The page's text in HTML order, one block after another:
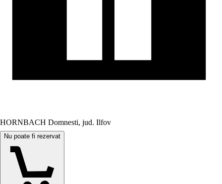
HORNBACH Domnesti, jud. Ilfov
Nu poate fi rezervat